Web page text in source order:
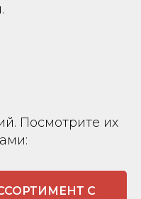
Посмотрите их
С